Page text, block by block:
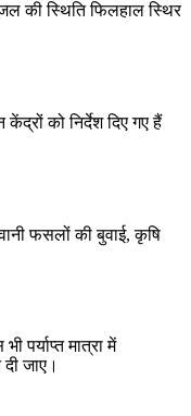
की स्थिति फिलहाल स्थिर
को निर्देश दिए गए हैं
फसलों की बुवाई, कृषि
पर्याप्त मात्रा में
जाए।